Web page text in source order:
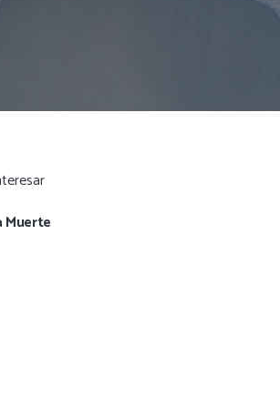
Muerte